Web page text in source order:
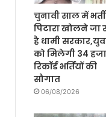
चुनावी साल में
पिटारा खोलने जा
है धामी
को मिलेगी 34
रिकॉर्ड भर्तियों की
सौगात
06/08/2026